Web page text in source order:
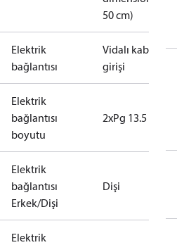
50 cm)
Elektrik
bağlantısı
Vidalı kablo
girişi
Elektrik
bağlantısı
boyutu
2xPg 13.5
Elektrik
bağlantısı
Erkek/Dişi
Dişi
Elektrik